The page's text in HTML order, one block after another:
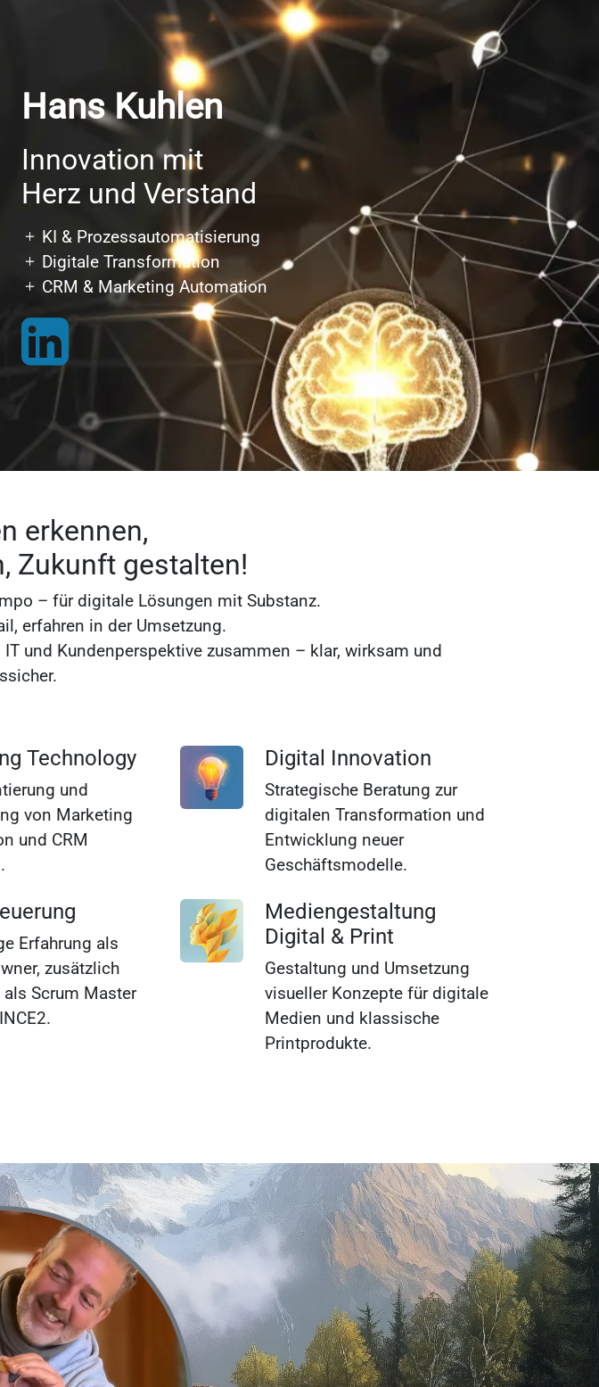
Hans Kuhlen
Innovation mit
Herz und Verstand
KI & Prozessautomatisierung
Digitale Transformation
CRM & Marketing Automation
erkennen,
Zukunft gestalten!
– für digitale Lösungen mit Substanz.
erfahren in der Umsetzung.
und Kundenperspektive zusammen – klar, wirksam und
Technology
und
von Marketing
und CRM
Digital Innovation
Strategische Beratung zur
digitalen Transformation und
Entwicklung neuer
Geschäftsmodelle.
Erfahrung als
zusätzlich
Scrum Master
Mediengestaltung
Digital & Print
Gestaltung und Umsetzung
visueller Konzepte für digitale
Medien und klassische
Printprodukte.